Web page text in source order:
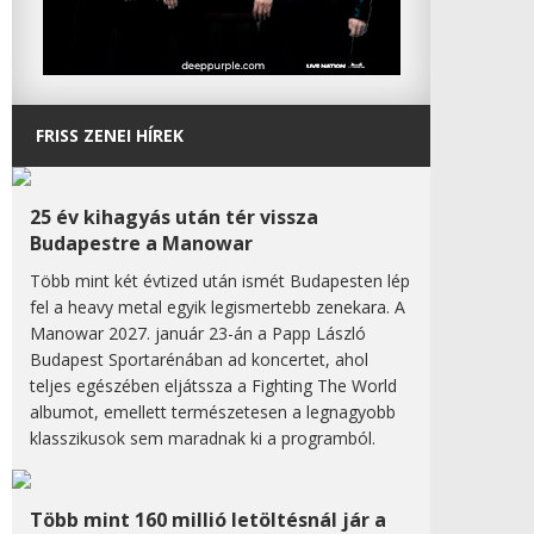
FRISS ZENEI HÍREK
25 év kihagyás után tér vissza
Budapestre a Manowar
Több mint két évtized után ismét Budapesten lép
fel a heavy metal egyik legismertebb zenekara. A
Manowar 2027. január 23-án a Papp László
Budapest Sportarénában ad koncertet, ahol
teljes egészében eljátssza a Fighting The World
albumot, emellett természetesen a legnagyobb
klasszikusok sem maradnak ki a programból.
Több mint 160 millió letöltésnál jár a